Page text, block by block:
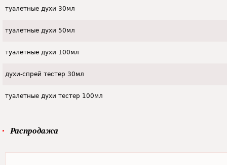
туалетные духи 30мл
туалетные духи 50мл
туалетные духи 100мл
духи-спрей тестер 30мл
туалетные духи тестер 100мл
Распродажа